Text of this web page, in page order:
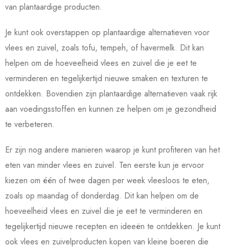
van plantaardige producten.
Je kunt ook overstappen op plantaardige alternatieven voor
vlees en zuivel, zoals tofu, tempeh, of havermelk. Dit kan
helpen om de hoeveelheid vlees en zuivel die je eet te
verminderen en tegelijkertijd nieuwe smaken en texturen te
ontdekken. Bovendien zijn plantaardige alternatieven vaak rijk
aan voedingsstoffen en kunnen ze helpen om je gezondheid
te verbeteren.
Er zijn nog andere manieren waarop je kunt profiteren van het
eten van minder vlees en zuivel. Ten eerste kun je ervoor
kiezen om één of twee dagen per week vleesloos te eten,
zoals op maandag of donderdag. Dit kan helpen om de
hoeveelheid vlees en zuivel die je eet te verminderen en
tegelijkertijd nieuwe recepten en ideeën te ontdekken. Je kunt
ook vlees en zuivelproducten kopen van kleine boeren die